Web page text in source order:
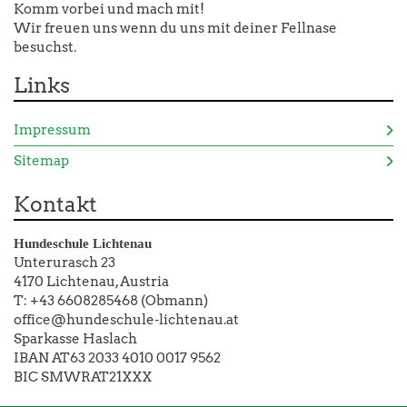
Komm vorbei und mach mit!
Wir freuen uns wenn du uns mit deiner Fellnase
besuchst.
Links
Impressum
Sitemap
Kontakt
Hundeschule Lichtenau
Unterurasch 23
4170 Lichtenau, Austria
T: +43 6608285468 (Obmann)
office@hundeschule-lichtenau.at
Sparkasse Haslach
IBAN AT63 2033 4010 0017 9562
BIC SMWRAT21XXX